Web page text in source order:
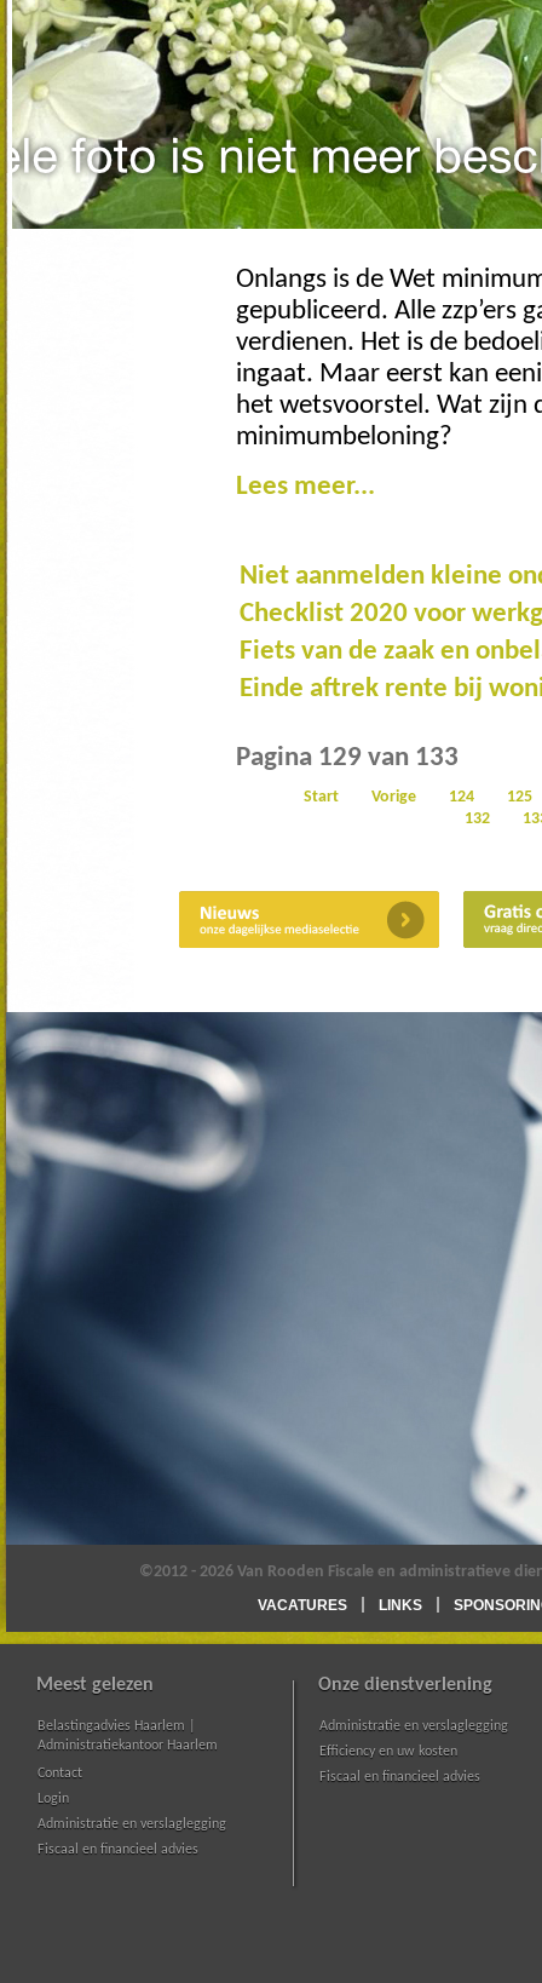
Onlangs is de Wet
gepubliceerd. Alle zzp’ers
verdienen. Het is de
ingaat. Maar eerst kan
het wetsvoorstel. Wat zijn
minimumbeloning?
Lees meer...
Niet aanmelden kleine
Checklist 2020 voor
Fiets van de zaak en
Einde aftrek rente bij
Pagina 129 van 133
Start Vorige 124
125
132
©2012 - 2026 Van Rooden Fiscale en administratieve
VACATURES LINKS
Meest gelezen
Belastingadvies Haarlem |
Administratiekantoor Haarlem
Contact
Login
Administratie en verslaglegging
Fiscaal en financieel advies
Onze dienstverlening
Administratie en verslaglegging
Efficiency en uw kosten
Fiscaal en financieel advies